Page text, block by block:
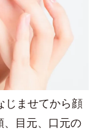
じませてから顔
、目元、口元の